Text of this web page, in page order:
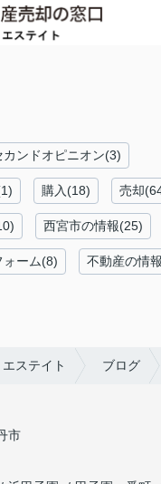
カンドオピニオン(3)
購入(18) 売却
西宮市の情報(25)
ォーム(8) 不動産の情
ステイト ブログ
市